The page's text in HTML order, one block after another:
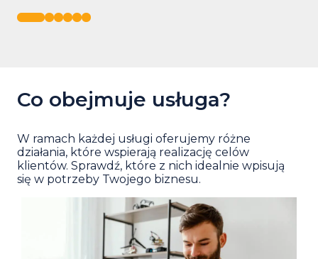
Co obejmuje usługa?
W ramach każdej usługi oferujemy różne
działania, które wspierają realizację celów
klientów. Sprawdź, które z nich idealnie wpisują
się w potrzeby Twojego biznesu.